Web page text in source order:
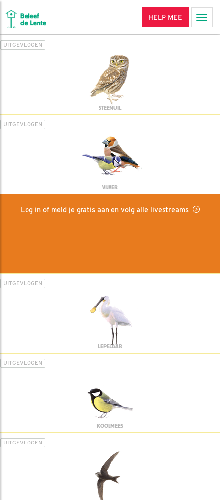
HELP MEE
UITGEVLOGEN
STEENUIL
UITGEVLOGEN
VIJVER
Log in of meld je gratis aan en volg alle livestreams
UITGEVLOGEN
LEPELAAR
UITGEVLOGEN
KOOLMEES
UITGEVLOGEN